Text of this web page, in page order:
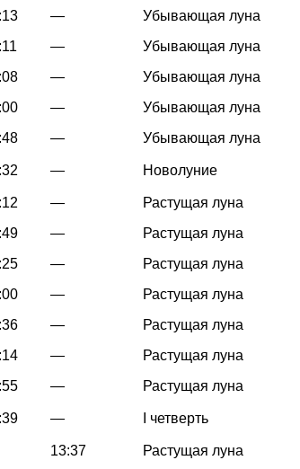
— Убывающая луна
— Убывающая луна
— Убывающая луна
— Убывающая луна
— Убывающая луна
— Новолуние
— Растущая луна
— Растущая луна
— Растущая луна
— Растущая луна
— Растущая луна
— Растущая луна
— Растущая луна
— I четверть
13:37 Растущая луна